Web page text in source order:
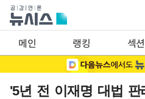
메인 랭킹 섹션
'5년 전 이재명 대법